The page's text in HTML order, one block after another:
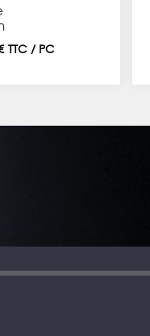
TTC / PC